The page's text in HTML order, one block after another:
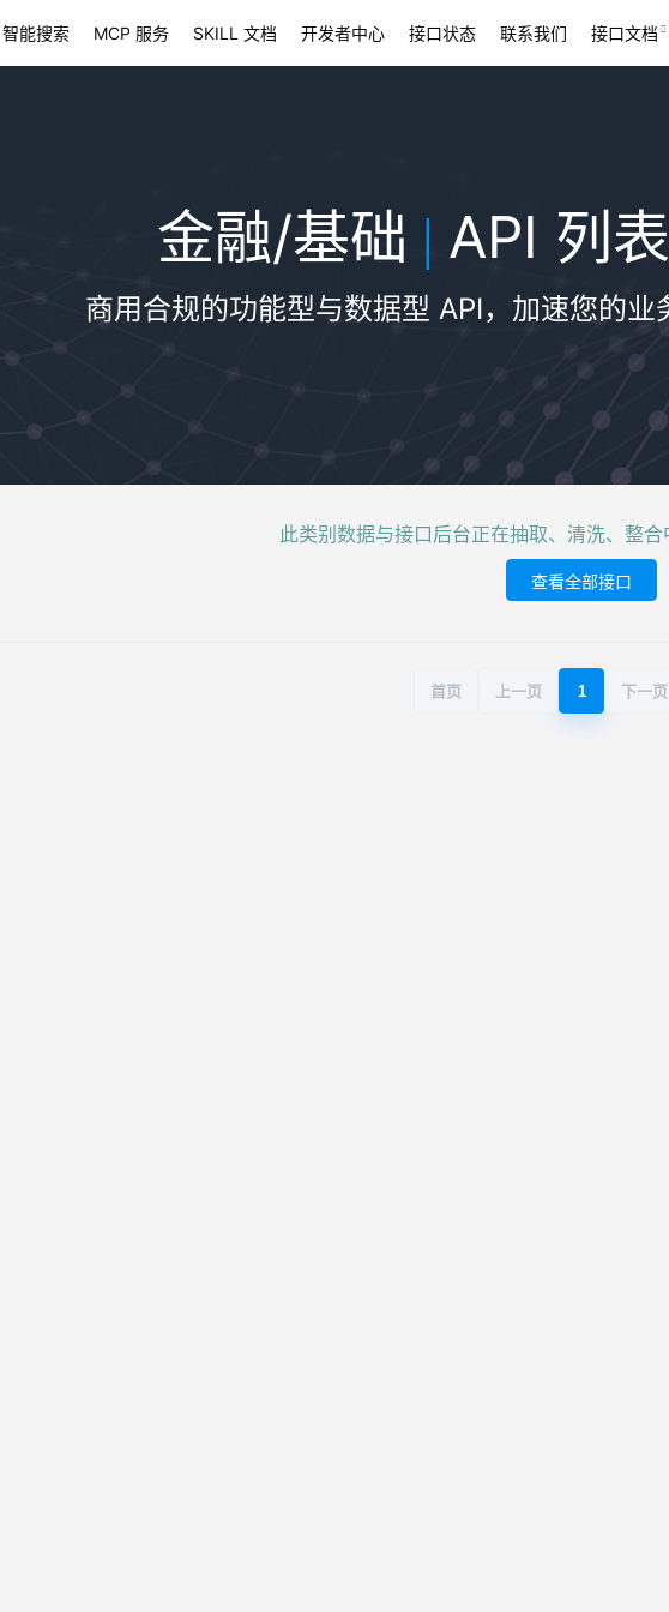
智能搜索 MCP 服务 SKILL 文档 开发者中心 接口状态 联系我们 接口文档
金融/基础 | API 列表
商用合规的功能型与数据型 API，加速您的业
此类别数据与接口后台正在抽取、清洗、整
查看全部接口
首页 上一页 1 下一页